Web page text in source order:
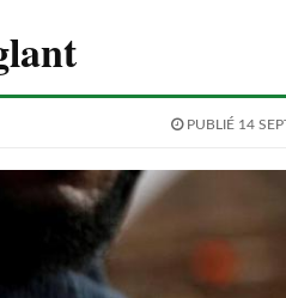
PUBLIÉ 14